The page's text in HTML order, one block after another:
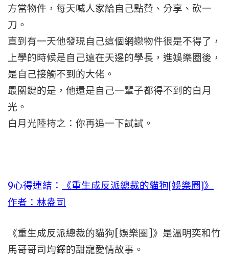
方當物件，每天喊人家給自己點贊、分享、砍一
刀。
直到有一天他發現自己這個網戀物件很是不得了，
上學的時候是自己遠在天邊的學長，進娛樂圈後，
是自己接觸不到的大佬。
最關鍵的是，他還是自己一輩子都得不到的白月
光。
白月光陸持之：你再追一下試試。
9心得連結：
《重生成反派總裁的貓狗[娛樂圈]》
作者：林盎司
《重生成反派總裁的貓狗[娛樂圈]》是溫明奕和竹
馬哥哥司均鐸的甜寵愛情故事。